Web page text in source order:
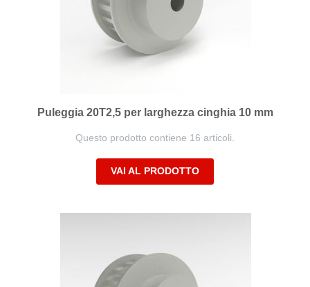
Puleggia 20T2,5 per larghezza cinghia 10 mm
Questo prodotto contiene 16 articoli.
VAI AL PRODOTTO